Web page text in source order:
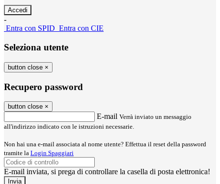
-
Entra con SPID Entra con CIE
Seleziona utente
button close ×
Recupero password
button close ×
E-mail Verrà inviato un messaggio
all'indirizzo indicato con le istruzioni necessarie.
Non hai una e-mail associata al nome utente? Effettua il reset della password
tramite la Login Spaggiari
E-mail inviata, si prega di controllare la casella di posta elettronica!